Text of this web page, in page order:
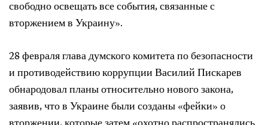
свободно освещать все события, связанные с
вторжением в Украину».
28 февраля глава думского комитета по безопасности
и противодействию коррупции Василий Пискарев
обнародовал планы относительно нового закона,
заявив, что в Украине были созданы «фейки» о